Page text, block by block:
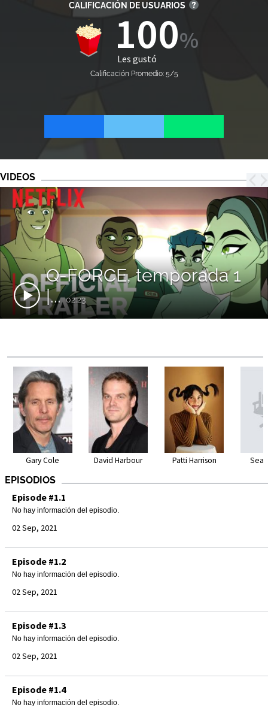
CALIFICACIÓN DE USUARIOS
100
Les gustó
Calificación Promedio: 5/5
VIDEOS
Q-FORCE, temporada 1
|...02:23
Gary Cole David Harbour Patti Harrison
EPISODIOS
Episode #1.1
No hay información del episodio.
02 Sep, 2021
Episode #1.2
No hay información del episodio.
02 Sep, 2021
Episode #1.3
No hay información del episodio.
02 Sep, 2021
Episode #1.4
No hay información del episodio.